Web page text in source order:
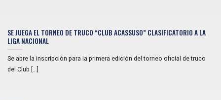
SE JUEGA EL TORNEO DE TRUCO “CLUB ACASSUSO” CLASIFICATORIO A LA
LIGA NACIONAL
Se abre la inscripción para la primera edición del torneo oficial de truco
del Club [...]